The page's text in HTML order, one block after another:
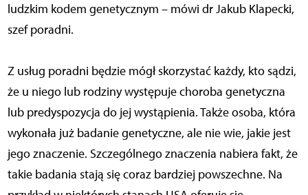
ludzkim kodem genetycznym – mówi dr Jakub Klapecki,
szef poradni.
Z usług poradni będzie mógł skorzystać każdy, kto sądzi,
że u niego lub rodziny występuje choroba genetyczna
lub predyspozycja do jej wystąpienia. Także osoba, która
wykonała już badanie genetyczne, ale nie wie, jakie jest
jego znaczenie. Szczególnego znaczenia nabiera fakt, że
takie badania stają się coraz bardziej powszechne. Na